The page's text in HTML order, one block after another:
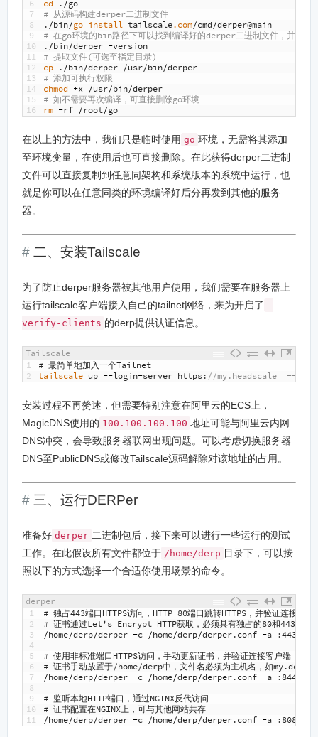
6
7
8
9
10
11
12
13
14
15
16
cd ./go
# 从源码构建derper二进制文件
./bin/go install tailscale.com/cmd/derper@main
# 在go环境的bin路径下可以找到编译好的derper二进制文件，并进行
./bin/derper -version
# 提取文件(可选至指定目录)
cp ./bin/derper /usr/bin/derper
# 添加可执行权限
chmod +x /usr/bin/derper
# 如不需要再次编译，可直接删除go环境
rm -rf /root/go
在以上的方法中，我们只是临时使用 go 环境，无需将其添加
至环境变量，在使用后也可直接删除。在此获得derper二进制
文件可以直接复制到任意同架构和系统版本的系统中运行，也
就是你可以在任意同类的环境编译好后分再发到其他的服务
器。
二、安装Tailscale
为了防止derper服务器被其他用户使用，我们需要在服务器上
运行tailscale客户端接入自己的tailnet网络，来为开启了 -
verify-clients 的derp提供认证信息。
Tailscale
1
2
# 最简单地加入一个Tailnet
tailscale up --login-server=https://my.headscale  --
安装过程不再赘述，但需要特别注意在阿里云的ECS上，
MagicDNS使用的 100.100.100.100 地址可能与阿里云内网
DNS冲突，会导致服务器联网出现问题。可以考虑切换服务器
DNS至PublicDNS或修改Tailscale源码解除对该地址的占用。
三、运行DERPer
准备好 derper 二进制包后，接下来可以进行一些运行的测试
工作。在此假设所有文件都位于 /home/derp 目录下，可以按
照以下的方式选择一个合适你使用场景的命令。
derper
1
2
3
4
5
6
7
8
9
10
11
# 独占443端口HTTPS访问，HTTP 80端口跳转HTTPS，并验证连接客户
# 证书通过Let's Encrypt HTTP获取，必须具有独占的80和443端口
/home/derp/derper -c /home/derp/derper.conf -a :443
# 使用非标准端口HTTPS访问，手动更新证书，并验证连接客户端
# 证书手动放置于/home/derp中，文件名必须为主机名，如
/home/derp/derper -c /home/derp/derper.conf -a :8443
# 监听本地HTTP端口，通过NGINX反代访问
# 证书配置在NGINX上，可与其他网站共存
/home/derp/derper -c /home/derp/derper.conf -a :8080